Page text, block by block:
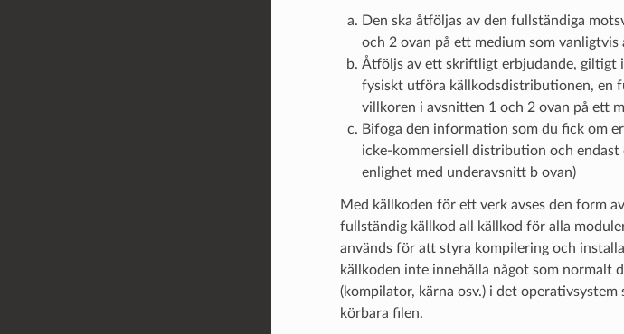
Den ska åtföljas av den fullständiga
och 2 ovan på ett medium som
Åtföljs av ett skriftligt erbjudande, giltigt
fysiskt utföra källkodsdistributionen, en
villkoren i avsnitten 1 och 2 ovan på ett
Bifoga den information som du fick om
icke-kommersiell distribution och
enlighet med underavsnitt b ovan)
Med källkoden för ett verk avses den form
fullständig källkod all källkod för alla
används för att styra kompilering och
källkoden inte innehålla något som normalt
(kompilator, kärna osv.) i det
körbara filen.